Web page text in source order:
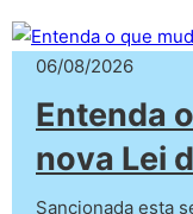
06/08/2026
Entenda
nova Lei
Sancionada esta